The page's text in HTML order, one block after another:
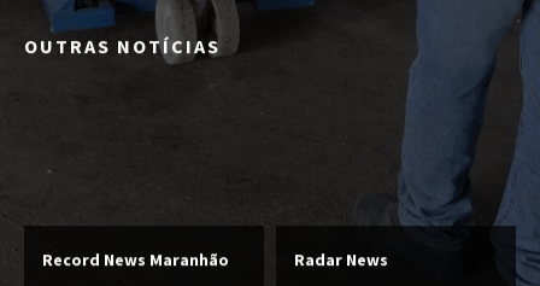
OUTRAS NOTÍCIAS
Record News Maranhão Radar News